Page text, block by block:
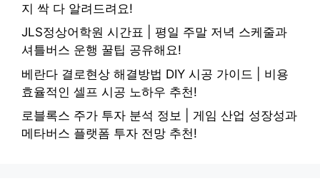
지 싹 다 알려드려요!
JLS정상어학원 시간표 | 평일 주말 저녁 스케줄과
셔틀버스 운행 꿀팁 공유해요!
베란다 결로현상 해결방법 DIY 시공 가이드 | 비용
효율적인 셀프 시공 노하우 추천!
로블록스 주가 투자 분석 정보 | 게임 산업 성장성과
메타버스 플랫폼 투자 전망 추천!